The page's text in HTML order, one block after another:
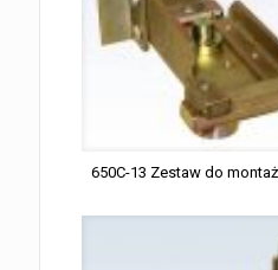
650C-13 Zestaw do